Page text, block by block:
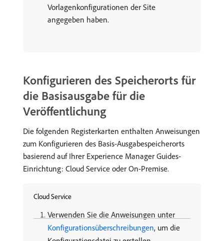
Vorlagenkonfigurationen der Site
angegeben haben.
Konfigurieren des Speicherorts für
die Basisausgabe für die
Veröffentlichung
Die folgenden Registerkarten enthalten Anweisungen
zum Konfigurieren des Basis-Ausgabespeicherorts
basierend auf Ihrer Experience Manager Guides-
Einrichtung: Cloud Service oder On-Premise.
Cloud Service
Verwenden Sie die Anweisungen unter
Konfigurationsüberschreibungen, um die